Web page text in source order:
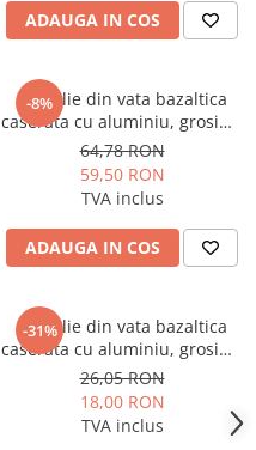
ADAUGA IN COS
-8%
Cochilie din vata bazaltica
caserata cu aluminiu, grosime
50 mm, diametru 42 mm,
lungime 1 ml, Isoshell
64,78 RON
59,50 RON
TVA inclus
ADAUGA IN COS
-31%
Cochilie din vata bazaltica
caserata cu aluminiu, grosime
30 mm, diametru 18 mm,
lungime 1 ml, Isoshell
26,05 RON
18,00 RON
TVA inclus